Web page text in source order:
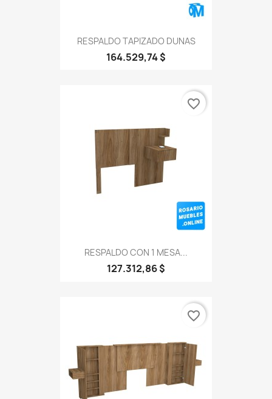
RESPALDO TAPIZADO DUNAS
164.529,74 $
RESPALDO CON 1 MESA...
127.312,86 $
favorite_border
favorite_border